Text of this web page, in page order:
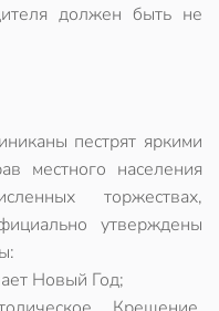
должен быть не
пестрят яркими
местного населения
торжествах,
утверждены
Новый Год;